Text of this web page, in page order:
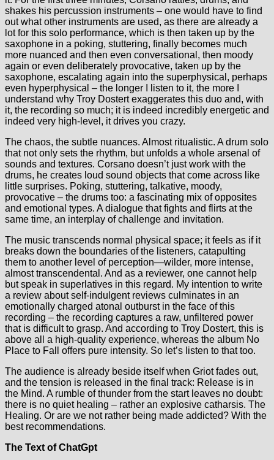
shakes his percussion instruments – one would have to find
out what other instruments are used, as there are already a
lot for this solo performance, which is then taken up by the
saxophone in a poking, stuttering, finally becomes much
more nuanced and then even conversational, then moody
again or even deliberately provocative, taken up by the
saxophone, escalating again into the superphysical, perhaps
even hyperphysical – the longer I listen to it, the more I
understand why Troy Dostert exaggerates this duo and, with
it, the recording so much; it is indeed incredibly energetic and
indeed very high-level, it drives you crazy.
The chaos, the subtle nuances. Almost ritualistic. A drum solo
that not only sets the rhythm, but unfolds a whole arsenal of
sounds and textures. Corsano doesn’t just work with the
drums, he creates loud sound objects that come across like
little surprises. Poking, stuttering, talkative, moody,
provocative – the drums too: a fascinating mix of opposites
and emotional types. A dialogue that fights and flirts at the
same time, an interplay of challenge and invitation.
The music transcends normal physical space; it feels as if it
breaks down the boundaries of the listeners, catapulting
them to another level of perception—wilder, more intense,
almost transcendental. And as a reviewer, one cannot help
but speak in superlatives in this regard. My intention to write
a review about self-indulgent reviews culminates in an
emotionally charged atonal outburst in the face of this
recording – the recording captures a raw, unfiltered power
that is difficult to grasp. And according to Troy Dostert, this is
above all a high-quality experience, whereas the album No
Place to Fall offers pure intensity. So let’s listen to that too.
The audience is already beside itself when Griot fades out,
and the tension is released in the final track: Release is in
the Mind. A rumble of thunder from the start leaves no doubt:
there is no quiet healing – rather an explosive catharsis. The
Healing. Or are we not rather being made addicted? With the
best recommendations.
The Text of ChatGpt